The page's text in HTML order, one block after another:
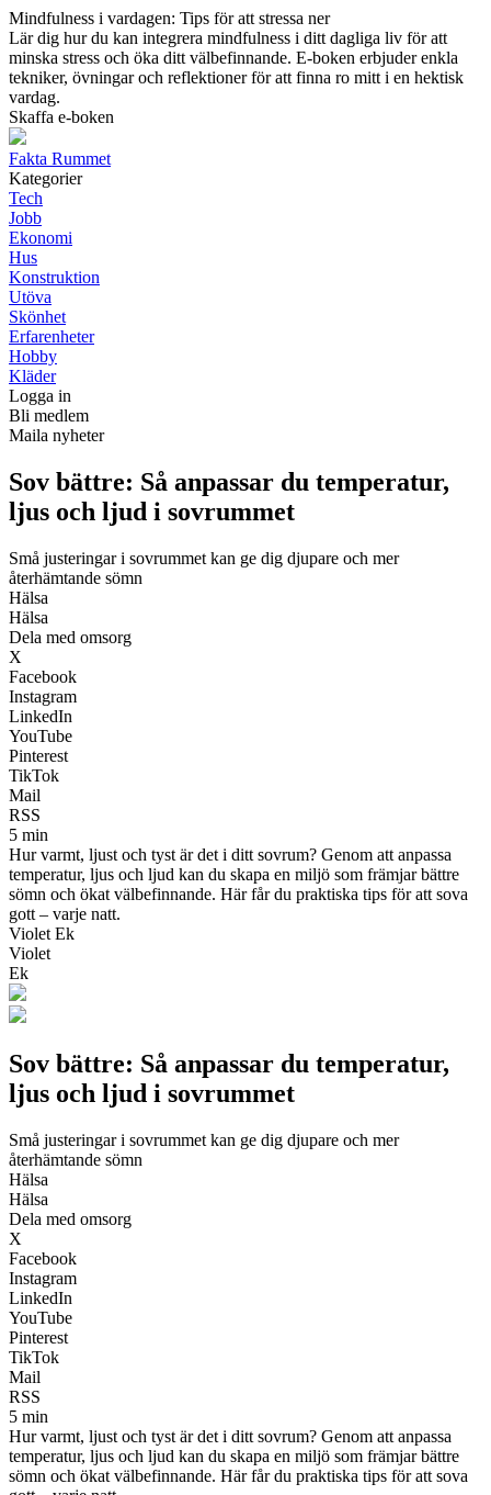
Mindfulness i vardagen: Tips för att stressa ner
Lär dig hur du kan integrera mindfulness i ditt dagliga liv för att
minska stress och öka ditt välbefinnande. E-boken erbjuder enkla
tekniker, övningar och reflektioner för att finna ro mitt i en hektisk
vardag.
Skaffa e-boken
Fakta Rummet
Kategorier
Tech
Jobb
Ekonomi
Hus
Konstruktion
Utöva
Skönhet
Erfarenheter
Hobby
Kläder
Logga in
Bli medlem
Maila nyheter
Sov bättre: Så anpassar du temperatur,
ljus och ljud i sovrummet
Små justeringar i sovrummet kan ge dig djupare och mer
återhämtande sömn
Hälsa
Hälsa
Dela med omsorg
X
Facebook
Instagram
LinkedIn
YouTube
Pinterest
TikTok
Mail
RSS
5 min
Hur varmt, ljust och tyst är det i ditt sovrum? Genom att anpassa
temperatur, ljus och ljud kan du skapa en miljö som främjar bättre
sömn och ökat välbefinnande. Här får du praktiska tips för att sova
gott – varje natt.
Violet Ek
Violet
Ek
Sov bättre: Så anpassar du temperatur,
ljus och ljud i sovrummet
Små justeringar i sovrummet kan ge dig djupare och mer
återhämtande sömn
Hälsa
Hälsa
Dela med omsorg
X
Facebook
Instagram
LinkedIn
YouTube
Pinterest
TikTok
Mail
RSS
5 min
Hur varmt, ljust och tyst är det i ditt sovrum? Genom att anpassa
temperatur, ljus och ljud kan du skapa en miljö som främjar bättre
sömn och ökat välbefinnande. Här får du praktiska tips för att sova